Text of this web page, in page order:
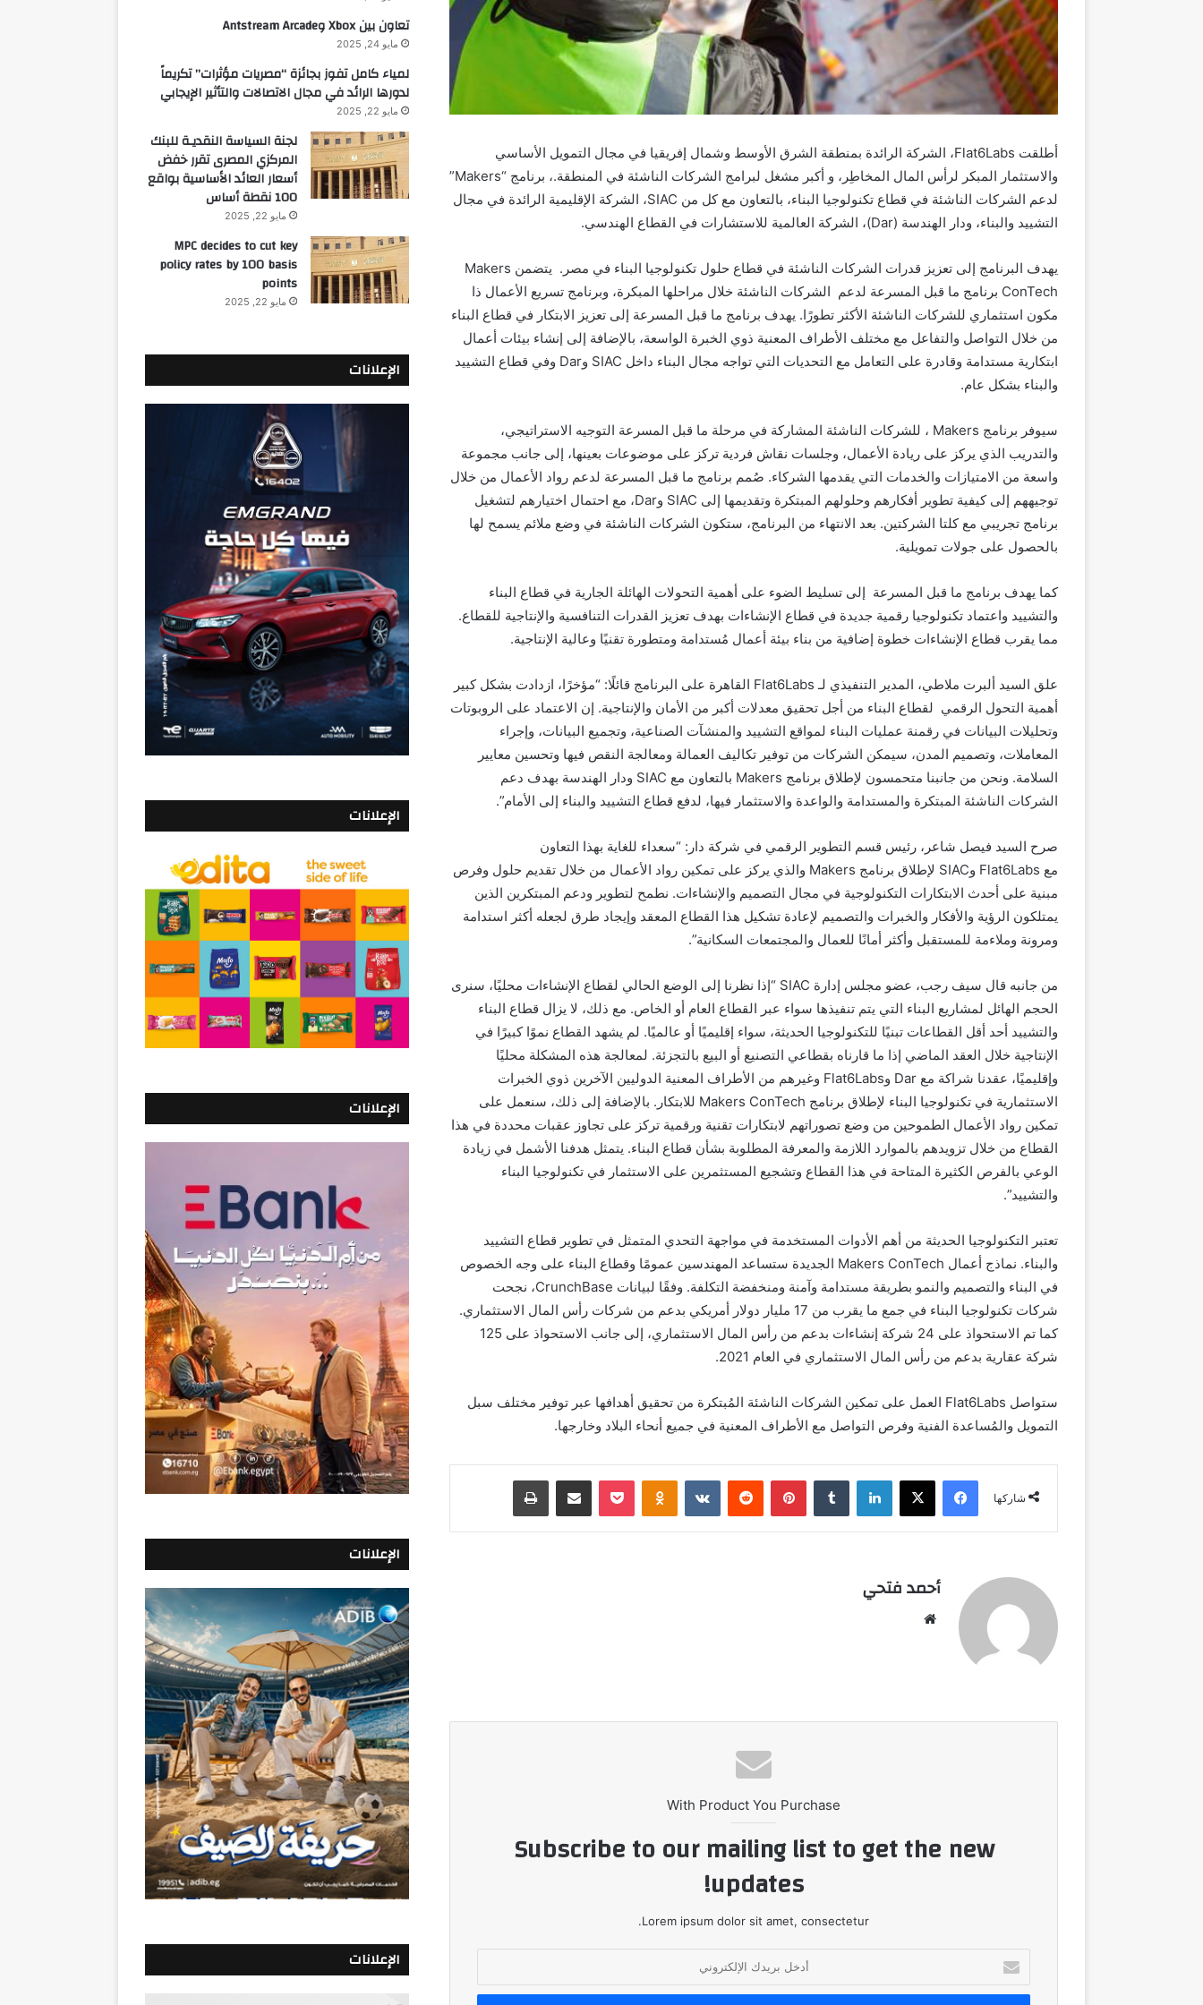
أطلقت Flat6Labs، الشركة الرائدة بمنطقة الشرق الأوسط وشمال إفريقيا في مجال التمويل الأساسي
والاستثمار المبكر لرأس المال المخاطِر، و أكبر مشغل لبرامج الشركات الناشئة في المنطقة.، برنامج “Makers
”
لدعم الشركات الناشئة في قطاع تكنولوجيا البناء، بالتعاون مع كل من SIAC، الشركة الإقليمية الرائدة في مجال
التشييد والبناء، ودار الهندسة (Dar)، الشركة العالمية للاستشارات في القطاع الهندسي.
يهدف البرنامج إلى تعزيز قدرات الشركات الناشئة في قطاع حلول تكنولوجيا البناء في مصر. يتضمن Makers
ConTech برنامج ما قبل المسرعة لدعم الشركات الناشئة خلال مراحلها المبكرة، وبرنامج تسريع الأعمال ذا
مكون استثماري للشركات الناشئة الأكثر تطورًا. يهدف برنامج ما قبل المسرعة إلى تعزيز الابتكار في قطاع البناء
من خلال التواصل والتفاعل مع مختلف الأطراف المعنية ذوي الخبرة الواسعة، بالإضافة إلى إنشاء بيئات أعمال
ابتكارية مستدامة وقادرة على التعامل مع التحديات التي تواجه مجال البناء داخل SIAC وDar وفي قطاع التشييد
والبناء بشكل عام.
سيوفر برنامج Makers ، للشركات الناشئة المشاركة في مرحلة ما قبل المسرعة التوجيه الاستراتيجي،
والتدريب الذي يركز على ريادة الأعمال، وجلسات نقاش فردية تركز على موضوعات بعينها، إلى جانب مجموعة
واسعة من الامتيازات والخدمات التي يقدمها الشركاء. صُمم برنامج ما قبل المسرعة لدعم رواد الأعمال من خلال
توجيههم إلى كيفية تطوير أفكارهم وحلولهم المبتكرة وتقديمها إلى SIAC وDar، مع احتمال اختيارهم لتشغيل
برنامج تجريبي مع كلتا الشركتين. بعد الانتهاء من البرنامج، ستكون الشركات الناشئة في وضع ملائم يسمح لها
بالحصول على جولات تمويلية.
كما يهدف برنامج ما قبل المسرعة إلى تسليط الضوء على أهمية التحولات الهائلة الجارية في قطاع البناء
والتشييد واعتماد تكنولوجيا رقمية جديدة في قطاع الإنشاءات بهدف تعزيز القدرات التنافسية والإنتاجية للقطاع.
مما يقرب قطاع الإنشاءات خطوة إضافية من بناء بيئة أعمال مُستدامة ومتطورة تقنيًا وعالية الإنتاجية.
علق السيد ألبرت ملاطي، المدير التنفيذي لـ Flat6Labs القاهرة على البرنامج قائلًا: “مؤخرًا، ازدادت بشكل كبير
أهمية التحول الرقمي لقطاع البناء من أجل تحقيق معدلات أكبر من الأمان والإنتاجية. إن الاعتماد على الروبوتات
وتحليلات البيانات في رقمنة عمليات البناء لمواقع التشييد والمنشآت الصناعية، وتجميع البيانات، وإجراء
المعاملات، وتصميم المدن، سيمكن الشركات من توفير تكاليف العمالة ومعالجة النقص فيها وتحسين معايير
السلامة. ونحن من جانبنا متحمسون لإطلاق برنامج Makers بالتعاون مع SIAC ودار الهندسة بهدف دعم
الشركات الناشئة المبتكرة والمستدامة والواعدة والاستثمار فيها، لدفع قطاع التشييد والبناء إلى الأمام”.
صرح السيد فيصل شاعر، رئيس قسم التطوير الرقمي في شركة دار: “سعداء للغاية بهذا التعاون
مع Flat6Labs وSIAC لإطلاق برنامج Makers والذي يركز على تمكين رواد الأعمال من خلال تقديم حلول وفرص
مبنية على أحدث الابتكارات التكنولوجية في مجال التصميم والإنشاءات. نطمح لتطوير ودعم المبتكرين الذين
يمتلكون الرؤية والأفكار والخبرات والتصميم لإعادة تشكيل هذا القطاع المعقد وإيجاد طرق لجعله أكثر استدامة
ومرونة وملاءمة للمستقبل وأكثر أمانًا للعمال والمجتمعات السكانية”.
من جانبه قال سيف رجب، عضو مجلس إدارة SIAC “إذا نظرنا إلى الوضع الحالي لقطاع الإنشاءات محليًا، سنرى
الحجم الهائل لمشاريع البناء التي يتم تنفيذها سواء عبر القطاع العام أو الخاص. مع ذلك، لا يزال قطاع البناء
والتشييد أحد أقل القطاعات تبنيًا للتكنولوجيا الحديثة، سواء إقليميًا أو عالميًا. لم يشهد القطاع نموًا كبيرًا في
الإنتاجية خلال العقد الماضي إذا ما قارناه بقطاعي التصنيع أو البيع بالتجزئة. لمعالجة هذه المشكلة محليًا
وإقليميًا، عقدنا شراكة مع Dar وFlat6Labs وغيرهم من الأطراف المعنية الدوليين الآخرين ذوي الخبرات
الاستثمارية في تكنولوجيا البناء لإطلاق برنامج Makers ConTech للابتكار. بالإضافة إلى ذلك، سنعمل على
تمكين رواد الأعمال الطموحين من وضع تصوراتهم لابتكارات تقنية ورقمية تركز على تجاوز عقبات محددة في هذا
القطاع من خلال تزويدهم بالموارد اللازمة والمعرفة المطلوبة بشأن قطاع البناء. يتمثل هدفنا الأشمل في زيادة
الوعي بالفرص الكثيرة المتاحة في هذا القطاع وتشجيع المستثمرين على الاستثمار في تكنولوجيا البناء
والتشييد”.
تعتبر التكنولوجيا الحديثة من أهم الأدوات المستخدمة في مواجهة التحدي المتمثل في تطوير قطاع التشييد
والبناء. نماذج أعمال Makers ConTech الجديدة ستساعد المهندسين عمومًا وقطاع البناء على وجه الخصوص
في البناء والتصميم والنمو بطريقة مستدامة وآمنة ومنخفضة التكلفة. وفقًا لبيانات CrunchBase، نجحت
شركات تكنولوجيا البناء في جمع ما يقرب من 17 مليار دولار أمريكي بدعم من شركات رأس المال الاستثماري.
كما تم الاستحواذ على 24 شركة إنشاءات بدعم من رأس المال الاستثماري، إلى جانب الاستحواذ على 125
شركة عقارية بدعم من رأس المال الاستثماري في العام 2021.
ستواصل Flat6Labs العمل على تمكين الشركات الناشئة المُبتكرة من تحقيق أهدافها عبر توفير مختلف سبل
التمويل والمُساعدة الفنية وفرص التواصل مع الأطراف المعنية في جميع أنحاء البلاد وخارجها.
شاركها
فيسبوك ‫X لينكدإن بينتيريست Odnoklassniki
‫Pocket مشاركة عبر البريد طباعة
أحمد فتحي
With Product You Purchase
Subscribe to our mailing list to get the new
updates!
Lorem ipsum dolor sit amet, consectetur.
بريدك
الإلكتروني
تعاون بين Xbox وAntstream Arcade
مايو 24, 2025
لمياء كامل تفوز بجائزة “مصريات مؤثرات” تكريماً
لدورها الرائد في مجال الاتصالات والتأثير الإيجابي
مايو 22, 2025
لجنة السياسة النقديـة للبنك
المركزي المصرى تقرر خفض
أسعار العائد الأساسية بواقع
100 نقطة أساس
مايو 22, 2025
MPC decides to cut key
policy rates by 100 basis
points
مايو 22, 2025
الإعلانات
الإعلانات
الإعلانات
الإعلانات
الإعلانات